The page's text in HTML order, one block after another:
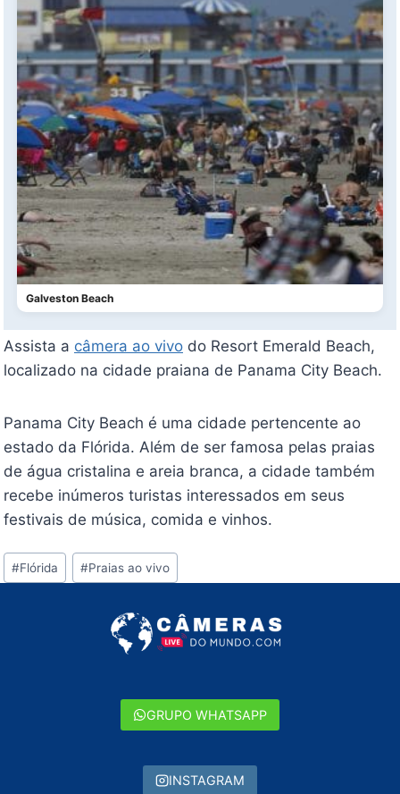
Galveston Beach
Assista a câmera ao vivo do Resort Emerald Beach,
localizado na cidade praiana de Panama City Beach.
Panama City Beach é uma cidade pertencente ao
estado da Flórida. Além de ser famosa pelas praias
de água cristalina e areia branca, a cidade também
recebe inúmeros turistas interessados em seus
festivais de música, comida e vinhos.
Tags
do
#Flórida #Praias ao vivo
GRUPO WHATSAPP
INSTAGRAM